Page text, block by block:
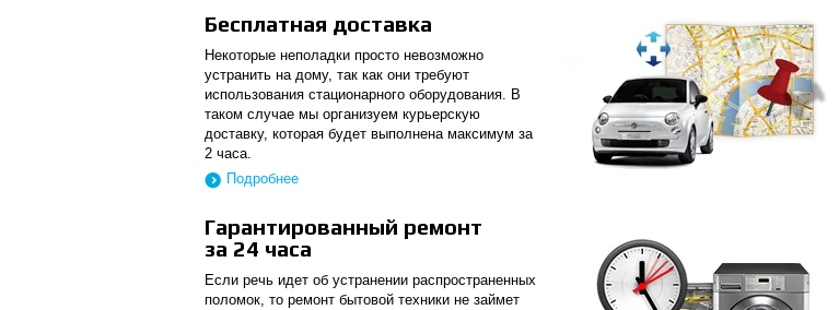
Бесплатная доставка
Некоторые неполадки просто невозможно
устранить на дому, так как они требуют
использования стационарного оборудования. В
таком случае мы организуем курьерскую
доставку, которая будет выполнена максимум за
2 часа.
Подробнее
Гарантированный ремонт
за 24 часа
Если речь идет об устранении распространенных
поломок, то ремонт бытовой техники не займет